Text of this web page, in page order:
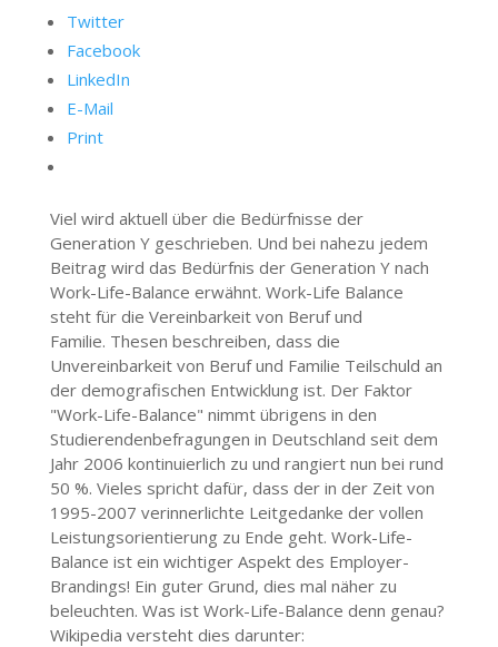
Twitter
Facebook
LinkedIn
E-Mail
Print
Viel wird aktuell über die Bedürfnisse der
Generation Y geschrieben. Und bei nahezu jedem
Beitrag wird das Bedürfnis der Generation Y nach
Work-Life-Balance erwähnt. Work-Life Balance
steht für die Vereinbarkeit von Beruf und
Familie. Thesen beschreiben, dass die
Unvereinbarkeit von Beruf und Familie Teilschuld an
der demografischen Entwicklung ist. Der Faktor
"Work-Life-Balance" nimmt übrigens in den
Studierendenbefragungen in Deutschland seit dem
Jahr 2006 kontinuierlich zu und rangiert nun bei rund
50 %. Vieles spricht dafür, dass der in der Zeit von
1995-2007 verinnerlichte Leitgedanke der vollen
Leistungsorientierung zu Ende geht. Work-Life-
Balance ist ein wichtiger Aspekt des Employer-
Brandings! Ein guter Grund, dies mal näher zu
beleuchten. Was ist Work-Life-Balance denn genau?
Wikipedia versteht dies darunter: